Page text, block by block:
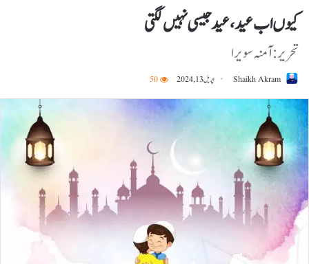
کیوں اب عید، عید جیسی نہیں لگتی
تحریر:آمنہ سویرا
Shaikh Akram اپریل 13, 2024 50